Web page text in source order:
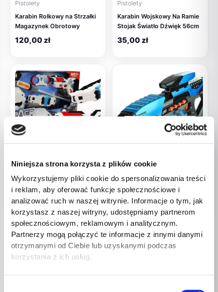
Niniejsza strona korzysta z plików cookie
Wykorzystujemy pliki cookie do spersonalizowania treści
i reklam, aby oferować funkcje społecznościowe i
analizować ruch w naszej witrynie. Informacje o tym, jak
korzystasz z naszej witryny, udostępniamy partnerom
społecznościowym, reklamowym i analitycznym.
Partnerzy mogą połączyć te informacje z innymi danymi
otrzymanymi od Ciebie lub uzyskanymi podczas
korzystania z ich usług.
Pistolety
Karabin Rolkowy na Strzałki
Magazynek Obrotowy
120,00 zł
Pistolety
Karabin Wojskowy Na Ramie
Stojak Światło Dźwięk 56cm
35,00 zł
Pistolety
Kosmiczny Miecz Świetlny
Kajdanki Maska Pistolet
98,00zł
BRAK W
MAGAZYNIE
Pistolety
Kosmiczny Pistolet 5
Kolorów Światła LED Dźwięk
74,00zł